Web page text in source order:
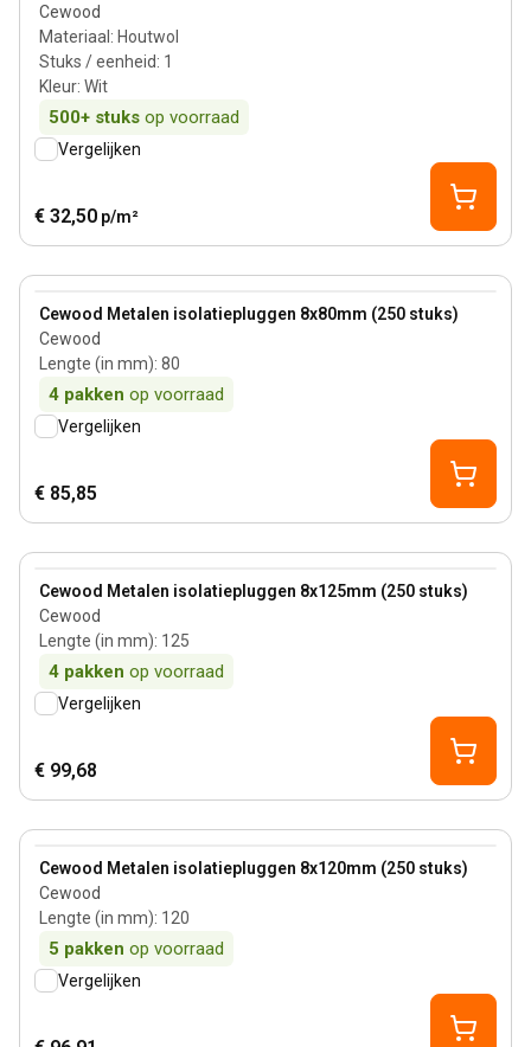
Cewood
Materiaal: Houtwol
Stuks / eenheid: 1
Kleur: Wit
500+ stuks op voorraad
Vergelijken
€ 32,50 p/m²
Cewood Metalen isolatiepluggen 8x80mm (250 stuks)
Cewood
Lengte (in mm): 80
4 pakken op voorraad
View product
Vergelijken
€ 85,85
Cewood Metalen isolatiepluggen 8x125mm (250 stuks)
Cewood
Lengte (in mm): 125
4 pakken op voorraad
View product
Vergelijken
€ 99,68
Cewood Metalen isolatiepluggen 8x120mm (250 stuks)
Cewood
Lengte (in mm): 120
5 pakken op voorraad
View product
Vergelijken